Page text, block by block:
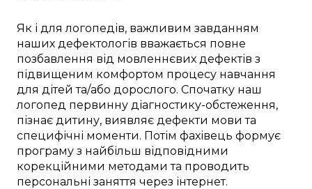
Як і длялогопедів, важливим завданням
наших дефектологів вважається повне
позбавлення від мовленнєвих дефектів з
підвищеним комфортом процесу навчання
для дітей та/або дорослого. Спочатку наш
логопед первинну діагностику-обстеження,
пізнає дитину, виявляє дефекти мови та
специфічні моменти. Потім фахівець формує
програму з найбільш відповідними
корекційними методами та проводить
персональні заняття через інтернет.